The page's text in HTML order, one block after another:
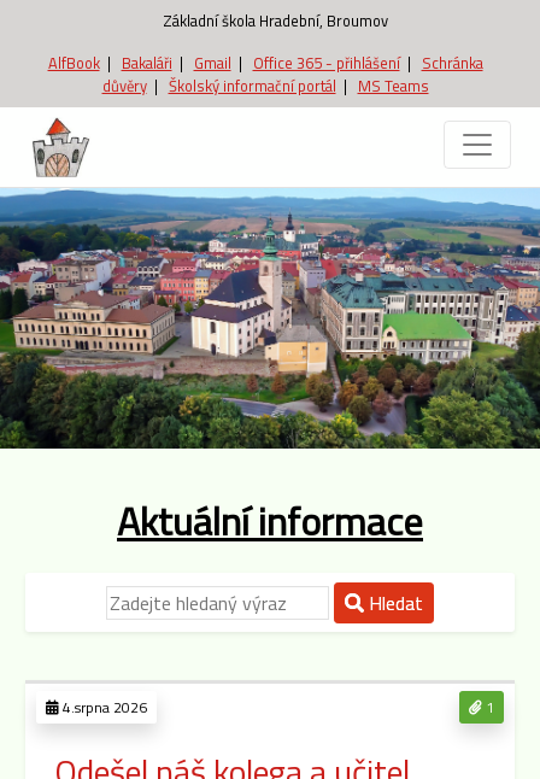
Základní škola Hradební, Broumov
AlfBook| Bakaláři | Gmail | Office 365 - přihlášení| Schránka
důvěry| Školský informační portál | MS Teams
Aktuální informace
Hledat
1
4.srpna 2026